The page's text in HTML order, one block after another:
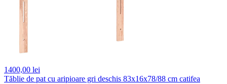
1400,00 lei
Tăblie de pat cu aripioare gri deschis 83x16x78/88 cm catifea